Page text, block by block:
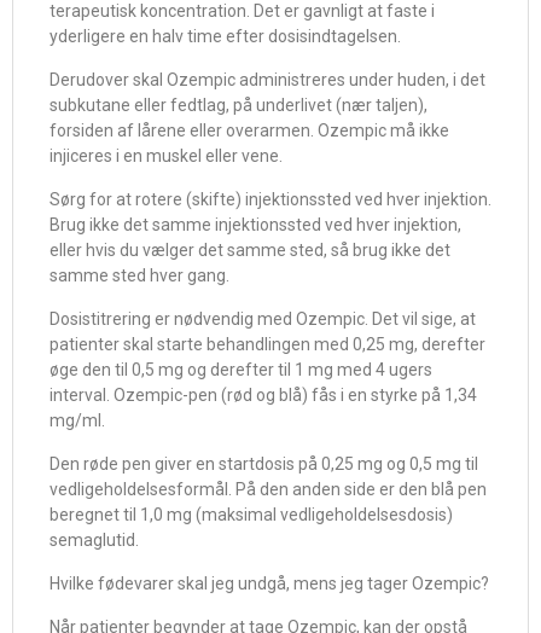
terapeutisk koncentration. Det er gavnligt at faste i
yderligere en halv time efter dosisindtagelsen.
Derudover skal Ozempic administreres under huden, i det
subkutane eller fedtlag, på underlivet (nær taljen),
forsiden af ​​lårene eller overarmen. Ozempic må ikke
injiceres i en muskel eller vene.
Sørg for at rotere (skifte) injektionssted ved hver injektion.
Brug ikke det samme injektionssted ved hver injektion,
eller hvis du vælger det samme sted, så brug ikke det
samme sted hver gang.
Dosistitrering er nødvendig med Ozempic. Det vil sige, at
patienter skal starte behandlingen med 0,25 mg, derefter
øge den til 0,5 mg og derefter til 1 mg med 4 ugers
interval. Ozempic-pen (rød og blå) fås i en styrke på 1,34
mg/ml.
Den røde pen giver en startdosis på 0,25 mg og 0,5 mg til
vedligeholdelsesformål. På den anden side er den blå pen
beregnet til 1,0 mg (maksimal vedligeholdelsesdosis)
semaglutid.
Hvilke fødevarer skal jeg undgå, mens jeg tager Ozempic?
Når patienter begynder at tage Ozempic, kan der opstå